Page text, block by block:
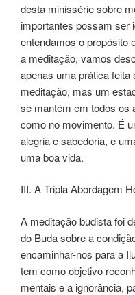
desta minissérie sobre
importantes possam ser
entendamos o propósito
a meditação, vamos
apenas uma prática
meditação, mas um
se mantém em todos os
como no movimento. É
alegria e sabedoria, e
uma boa vida.
III. A Tripla Abordagem
A meditação budista foi
do Buda sobre a
encaminhar-nos para a
tem como objetivo
mentais e a ignorância,